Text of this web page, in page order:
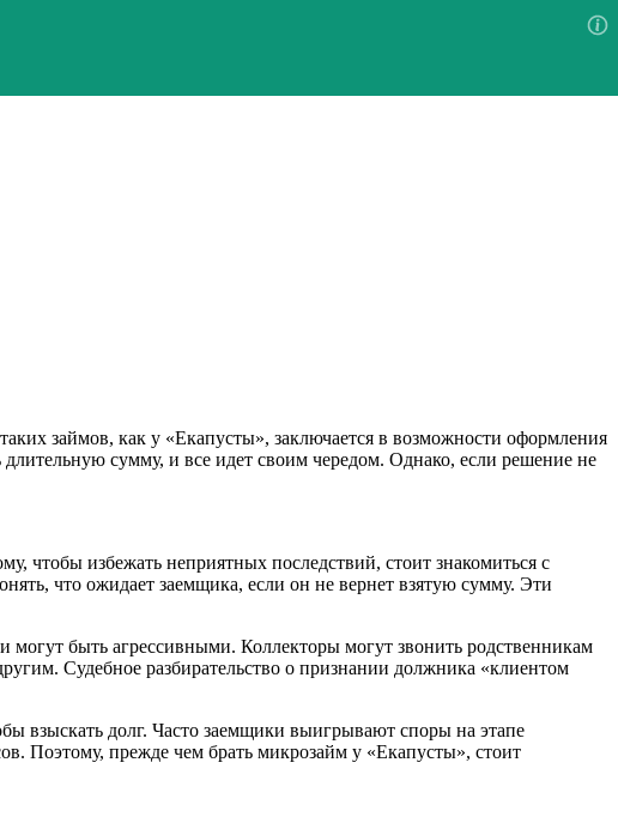
займов, как у «Екапусты», заключается в возможности оформления
сумму, и все идет своим чередом. Однако, если решение не
чтобы избежать неприятных последствий, стоит знакомиться с
что ожидает заемщика, если он не вернет взятую сумму. Эти
могут быть агрессивными. Коллекторы могут звонить родственникам
Судебное разбирательство о признании должника «клиентом
взыскать долг. Часто заемщики выигрывают споры на этапе
Поэтому, прежде чем брать микрозайм у «Екапусты», стоит